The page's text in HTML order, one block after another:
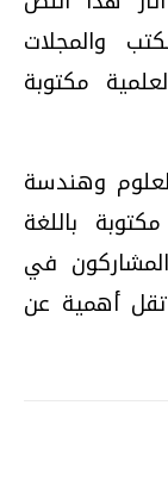
والمجلات
مكتوبة
وهندسة
باللغة
في
تقل أهمية عن